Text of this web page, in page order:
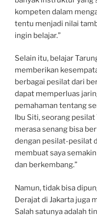
kompeten dalam
tentu menjadi nilai
ingin belajar.”
Selain itu, belajar
memberikan
berbagai pesilat dari
dapat memperluas
pemahaman tentang
Ibu Siti, seorang pesilat
merasa senang bisa
dengan pesilat-pesilat
membuat saya
dan berkembang.”
Namun, tidak bisa
Derajat di Jakarta juga
Salah satunya adalah